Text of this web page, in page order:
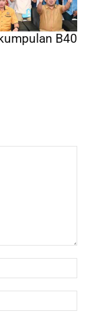
B40